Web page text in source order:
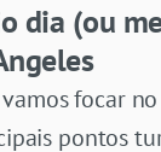
dia (ou
focar
pontos